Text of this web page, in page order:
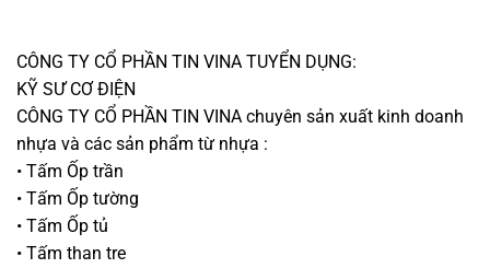
CÔNG TY CỔ PHẦN TIN VINA TUYỂN DỤNG:
KỸ SƯ CƠ ĐIỆN
CÔNG TY CỔ PHẦN TIN VINA chuyên sản xuất kinh doanh
nhựa và các sản phẩm từ nhựa :
• Tấm Ốp trần
• Tấm Ốp tường
• Tấm Ốp tủ
• Tấm than tre